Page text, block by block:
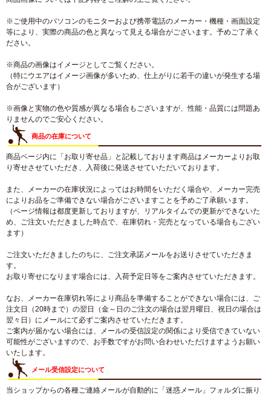
※ご使用中のパソコンのモニターおよび携帯電話のメーカー・機種・画面設定
等により、実際の商品の色と異なって見える場合がございます。予めご了承く
ださい。
※商品の画像はイメージとしてご覧ください。
（特にウエアはイメージ画像が多いため、仕上がりに若干の違いが発生する場
合がございます）
※画像と実物の色や質感が異なる場合もございますが、性能・品質には問題あ
りませんのでご安心ください。
商品の在庫について
商品ページ内に「お取り寄せ品」と記載しております商品はメーカーよりお取
り寄せさせていただき、入荷後に発送させていただいております。
また、メーカーの在庫状況によってはお時間をいただく場合や、メーカー完売
によりお品をご準備できない場合がございますことを予めご了承願います。
（ページ情報は都度更新しておりますが、リアルタイムでの更新ができないた
め、ご注文いただきました時点で、在庫切れ・完売となっている場合もござい
ます）
ご注文いただきましたのちに、ご注文承諾メールをお送りさせていただきま
す。
お取り寄せになります場合には、入荷予定日等をご案内させていただきます。
なお、メーカー在庫切れ等により商品を準備することができない場合には、ご
注文日（20時まで）の翌日（金～日のご注文の場合は翌月曜日、祝日の場合は
翌々日）にメールにて必ずご案内させていただきます。
ご案内が届かない場合には、メールの受信設定の関係により受信できていない
可能性がございますので、お手数ですがお問い合わせいただけますようお願い
いたします。
メール受信設定について
当ショップからの各種ご連絡メールが自動的に「迷惑メール」フォルダに振り